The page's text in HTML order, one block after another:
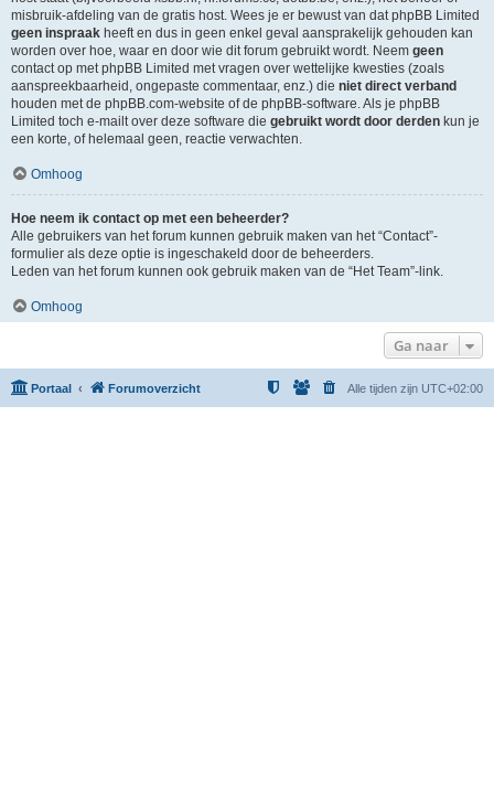
misbruik-afdeling van de gratis host. Wees je er bewust van dat phpBB Limited
geen inspraak heeft en dus in geen enkel geval aansprakelijk gehouden kan
worden over hoe, waar en door wie dit forum gebruikt wordt. Neem geen
contact op met phpBB Limited met vragen over wettelijke kwesties (zoals
aanspreekbaarheid, ongepaste commentaar, enz.) die niet direct verband
houden met de phpBB.com-website of de phpBB-software. Als je phpBB
Limited toch e-mailt over deze software die gebruikt wordt door derden kun je
een korte, of helemaal geen, reactie verwachten.
Omhoog
Hoe neem ik contact op met een beheerder?
Alle gebruikers van het forum kunnen gebruik maken van het “Contact”-
formulier als deze optie is ingeschakeld door de beheerders.
Leden van het forum kunnen ook gebruik maken van de “Het Team”-link.
Omhoog
Ga naar
Portaal Forumoverzicht Alle tijden zijn UTC+02:00